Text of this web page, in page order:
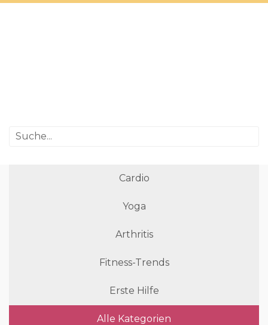
Cardio
Yoga
Arthritis
Fitness-Trends
Erste Hilfe
Alle Kategorien